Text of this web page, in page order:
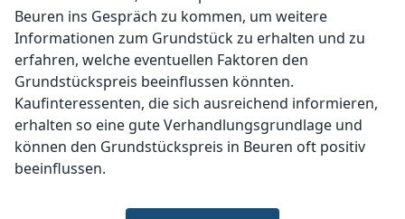
Beuren ins Gespräch zu kommen, um weitere
Informationen zum Grundstück zu erhalten und zu
erfahren, welche eventuellen Faktoren den
Grundstückspreis beeinflussen könnten.
Kaufinteressenten, die sich ausreichend informieren,
erhalten so eine gute Verhandlungsgrundlage und
können den Grundstückspreis in Beuren oft positiv
beeinflussen.